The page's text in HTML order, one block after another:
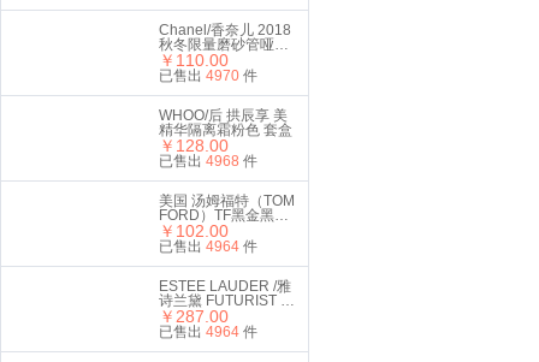
Chanel/香奈儿 2018
秋冬限量磨砂管哑光
丝绒唇膏口红110#
南瓜色
￥110.00
已售出 4970件
WHOO/后 拱辰享 美
精华隔离霜粉色 套盒
￥128.00
已售出 4968 件
美国 汤姆福特（TOM
FORD）TF黑金黑管
口红3g #511 STEEL
MAGNOLIA 柔雾玫瑰
色
￥102.00
已售出 4964件
ESTEE LAUDER /雅
诗兰黛 FUTURIST 沁
水粉底液
SPF20/PA+++ 2C0
COOL VANILLA
￥287.00
已售出 4964件